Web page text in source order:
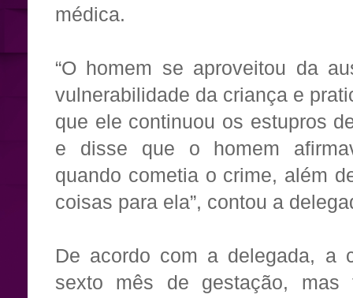
médica.
“O homem se aproveitou da
vulnerabilidade da criança e
que ele continuou os estupros
e disse que o homem
quando cometia o crime, além
coisas para ela”, contou a
De acordo com a delegada, a
sexto mês de gestação, mas